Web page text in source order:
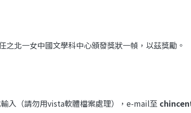
北一女中國文學科中心頒發獎狀一幀，以茲獎勵。
入（請勿用vista軟體檔案處理），e-mail至